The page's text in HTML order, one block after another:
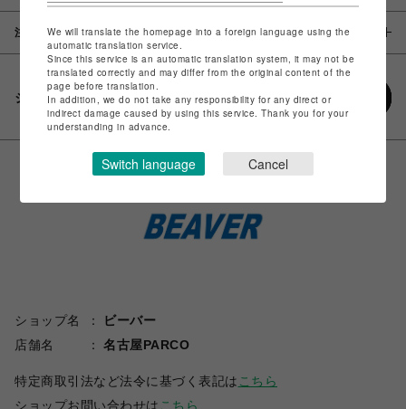
注意事項
シェアする
ショップ名
ビーバー
店舗名
名古屋PARCO
特定商取引法など法令に基づく表記は こちら
ショップお問い合わせは こちら
We will translate the homepage into a foreign language using the
automatic translation service.
Since this service is an automatic translation system, it may not be
translated correctly and may differ from the original content of the
page before translation.
In addition, we do not take any responsibility for any direct or
indirect damage caused by using this service. Thank you for your
understanding in advance.
Switch language Cancel